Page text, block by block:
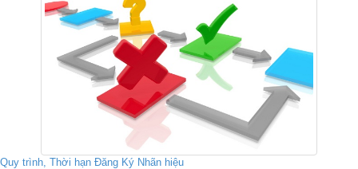
Quy trình, Thời hạn Đăng Ký Nhãn hiệu